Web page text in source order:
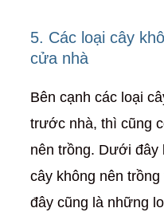
5. Các loại cây
cửa nhà
Bên cạnh các loại
trước nhà, thì cũng
nên trồng. Dưới đây
cây không nên
đây cũng là những